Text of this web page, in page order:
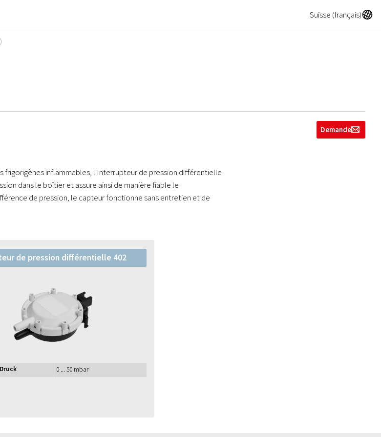
Suisse (français)A
Demandeg
frigorigènes inflammables, l'Interrupteur de pression différentielle
dans le boîtier et assure ainsi de manière fiable le
de pression, le capteur fonctionne sans entretien et de
de pression différentielle 402
0 ... 50 mbar